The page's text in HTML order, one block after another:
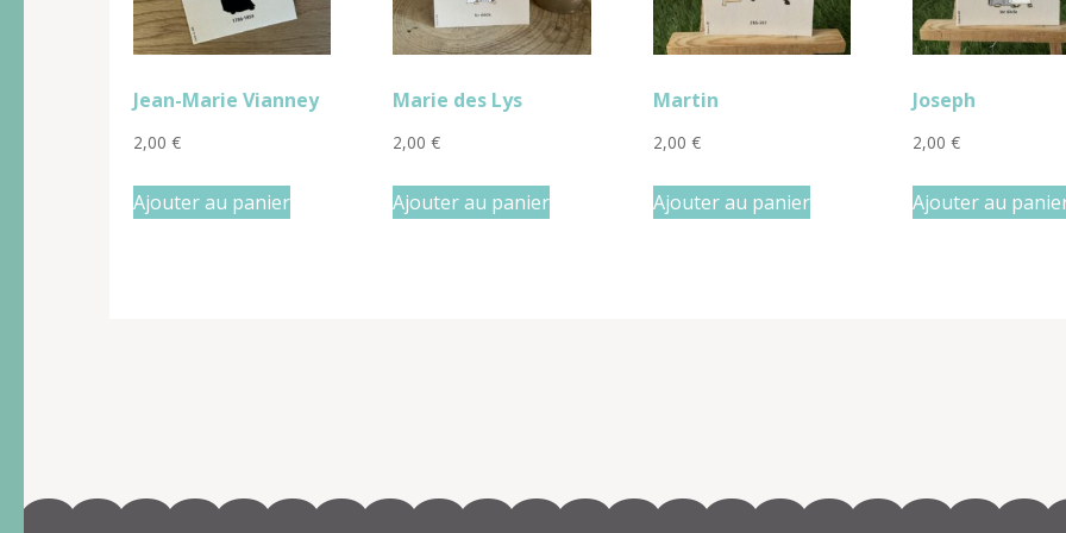
Jean-Marie Vianney
2,00 €
Ajouter au panier
Marie des Lys
2,00€
Ajouter au panier
Martin
2,00 €
Ajouter au panier
Joseph
2,00€
Ajouter au